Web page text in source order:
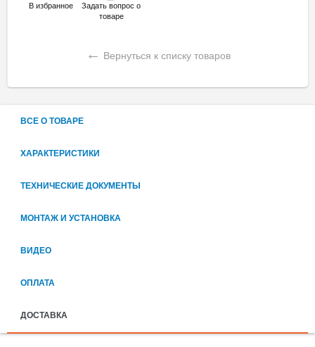
В избранное
Задать вопрос о
товаре
← Вернуться к списку товаров
ВСЕ О ТОВАРЕ
ХАРАКТЕРИСТИКИ
ТЕХНИЧЕСКИЕ ДОКУМЕНТЫ
МОНТАЖ И УСТАНОВКА
ВИДЕО
ОПЛАТА
ДОСТАВКА